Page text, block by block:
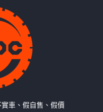
車、假自售、假價